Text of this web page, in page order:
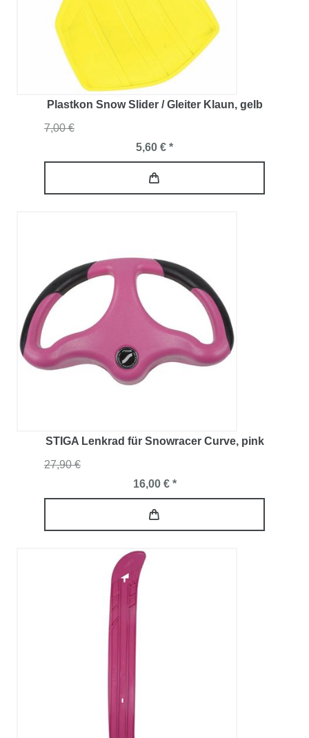
Plastkon Snow Slider / Gleiter Klaun, gelb
7,00 €
5,60 € *
STIGA Lenkrad für Snowracer Curve, pink
27,90 €
16,00 € *